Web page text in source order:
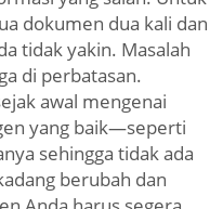
dokumen dua kali dan
tidak yakin. Masalah
di perbatasan.
awal mengenai
yang baik—seperti
sehingga tidak ada
berubah dan